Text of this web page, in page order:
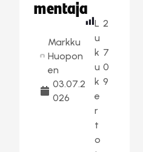
mentaja
Markku
Huopon
en
03.07.2
026
L
u
k
u
k
e
r
t
o
2
7
0
9